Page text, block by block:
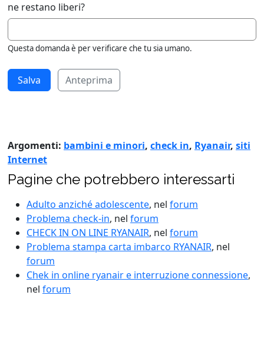
ne restano liberi?
Questa domanda è per verificare che tu sia umano.
Anteprima
Argomenti: bambini e minori, check in, Ryanair, siti
Internet
Pagine che potrebbero interessarti
Adulto anziché adolescente, nel forum
Problema check-in, nel forum
CHECK IN ON LINE RYANAIR, nel forum
Problema stampa carta imbarco RYANAIR, nel
forum
Chek in online ryanair e interruzione connessione,
nel forum